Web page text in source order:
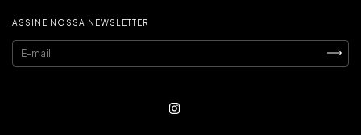
ASSINE NOSSA NEWSLETTER